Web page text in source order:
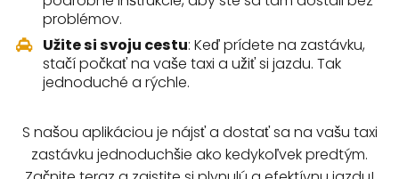
problémov.
Užite si svoju cestu: Keď prídete na zastávku,
stačí počkať na vaše taxi a užiť si jazdu. Tak
jednoduché a rýchle.
S našou aplikáciou je nájsť a dostať sa na vašu taxi
zastávku jednoduchšie ako kedykoľvek predtým.